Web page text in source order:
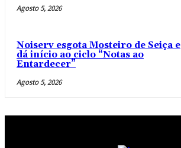
Agosto 5, 2026
Noiserv esgota Mosteiro de Seiça e
dá início ao ciclo “Notas ao
Entardecer”
Agosto 5, 2026